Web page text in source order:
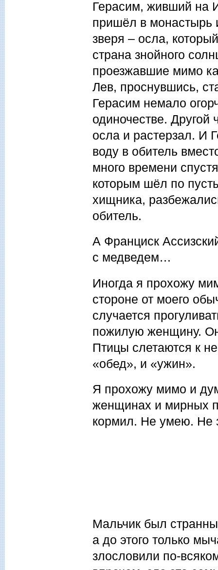
Герасим, живший на
пришёл в монастырь
зверя – осла,
страна знойного
проезжавшие мимо
Лев, проснувшись,
Герасим немало
одиночестве. Другой
осла и растерзал. И
воду в обитель
много времени
которым шёл по
хищника,
обитель.
А Франциск
с медведем…
Иногда я прохожу
стороне от моего
случается
пожилую женщину.
Птицы слетаются к
«обед», и «ужин».
Я прохожу мимо и
женщинах и мирных
кормил. Не умею. Не
Мальчик был
а до этого только
злословили по-